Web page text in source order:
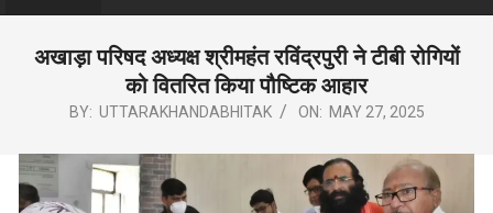
अखाड़ा परिषद अध्यक्ष श्रीमहंत रविंद्रपुरी ने टीबी रोगियों
को वितरित किया पौष्टिक आहार
BY: UTTARAKHANDABHITAK ON: MAY 27, 2025